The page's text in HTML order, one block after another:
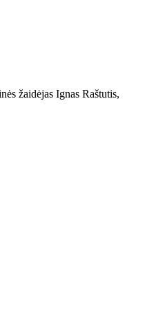
žaidėjas Ignas Raštutis,